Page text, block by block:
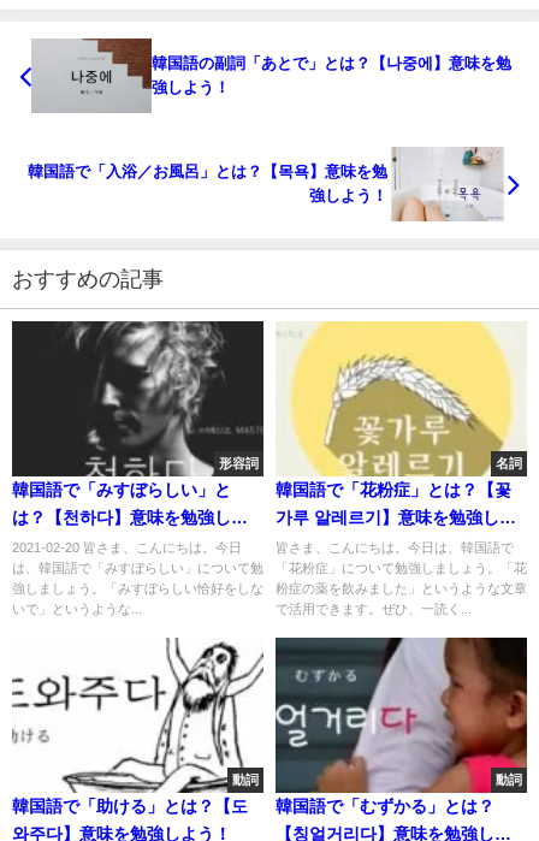
韓国語の副詞「あとで」とは？【나중에】意味を勉
強しよう！
韓国語で「入浴／お風呂」とは？【목욕】意味を勉
強しよう！
おすすめの記事
形容詞
韓国語で「みすぼらしい」と
は？【천하다】意味を勉強しよ
う！
2021-02-20 皆さま、こんにちは。今日
は、韓国語で「みすぼらしい」について勉
強しましょう。「みすぼらしい恰好をしな
いで」というような...
名詞
韓国語で「花粉症」とは？【꽃
가루 알레르기】意味を勉強しよ
う！
皆さま、こんにちは。今日は、韓国語で
「花粉症」について勉強しましょう。「花
粉症の薬を飲みました」というような文章
で活用できます。ぜひ、一読く...
動詞
韓国語で「助ける」とは？【도
와주다】意味を勉強しよう！
動詞
韓国語で「むずかる」とは？
【칭얼거리다】意味を勉強しよ